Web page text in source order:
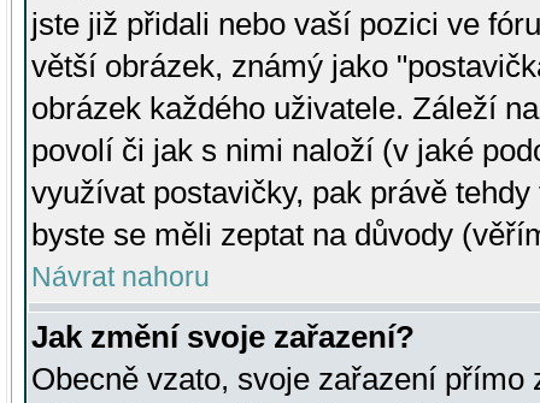
jste již přidali nebo vaší pozici ve
větší obrázek, známý jako
obrázek každého uživatele. Záleží
povolí či jak s nimi naloží (v jaké
využívat postavičky, pak právě
byste se měli zeptat na důvody
Návrat nahoru
Jak změní svoje zařazení?
Obecně vzato, svoje zařazení přímo